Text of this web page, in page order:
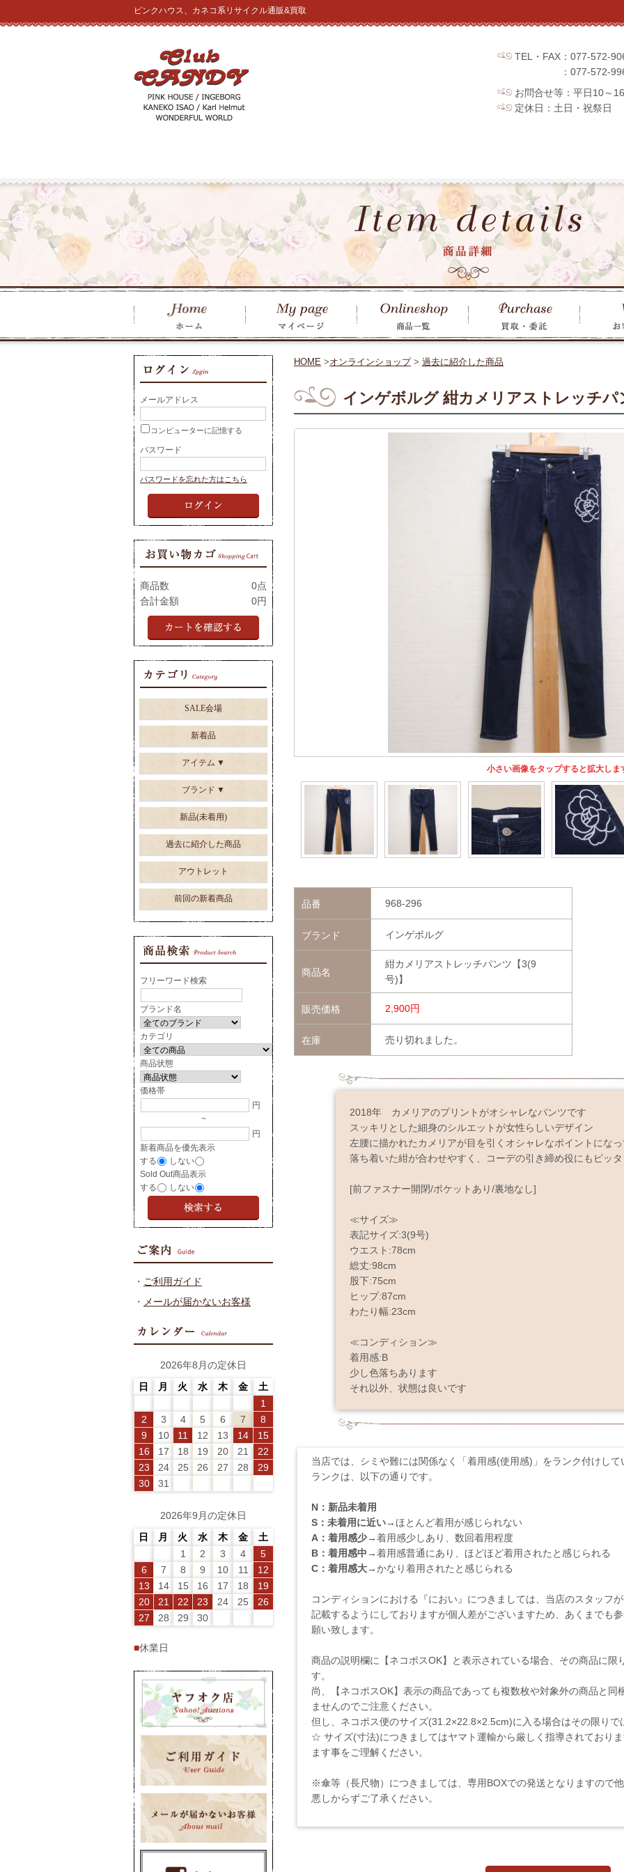
ピンクハウス、カネコ系リサイクル通販&買取
TEL・FAX：077-572-
：077-572-
お問合せ等：平日10～
定休日：土日・祝祭日
HOME >オンラインショップ> 過去に紹介した商品
インゲボルグ 紺カメリアストレッチパ
小さい画像をタップすると拡大しま
品番 968-296
ブランド インゲボルグ
商品名
紺カメリアストレッチパンツ【3(9
号)】
販売価格 2,900円
在庫 売り切れました。
2018年 カメリアのプリントがオシャレなパンツです
スッキリとした細身のシルエットが女性らしいデザイン
左腰に描かれたカメリアが目を引くオシャレなポイントにな
落ち着いた紺が合わせやすく、コーデの引き締め役にもピッ
[前ファスナー開閉/ポケットあり/裏地なし]
≪サイズ≫
表記サイズ:3(9号)
ウエスト:78cm
総丈:98cm
股下:75cm
ヒップ:87cm
わたり幅:23cm
≪コンディション≫
着用感:B
少し色落ちあります
それ以外、状態は良いです
当店では、シミや難には関係なく「着用感(使用感)」をランク付けして
ランクは、以下の通りです。
N：新品未着用
S：未着用に近い→ほとんど着用が感じられない
A：着用感少→着用感少しあり、数回着用程度
B：着用感中→着用感普通にあり、ほどほど着用されたと感じられる
C：着用感大→かなり着用されたと感じられる
コンディションにおける『におい』につきましては、当店のスタッフ
記載するようにしておりますが個人差がございますため、あくまでも
願い致します。
商品の説明欄に【ネコポスOK】と表示されている場合、その商品に限
す。
尚、【ネコポスOK】表示の商品であっても複数枚や対象外の商品と同
ませんのでご注意ください。
但し、ネコポス便のサイズ(31.2×22.8×2.5cm)に入る場合はその限りで
☆ サイズ(寸法)につきましてはヤマト運輸から厳しく指導されており
ます事をご理解ください。
※傘等（長尺物）につきましては、専用BOXでの発送となりますので
悪しからずご了承ください。
メールアドレス
コンピューターに記憶する
パスワード
パスワードを忘れた方はこちら
商品数
0点
合計金額
0円
SALE会場
新着品
アイテム
ブランド
新品(未着用)
過去に紹介した商品
アウトレット
前回の新着商品
フリーワード検索
ブランド名
カテゴリ
商品状態
価格帯
円
~
円
新着商品を優先表示
する
しない
Sold Out商品表示
する
しない
・ ご利用ガイド
・ メールが届かないお客様
2026年8月の定休日
日
月 火 水 木 金
土
1
2
3 4 5 6 7
8
9
10 11 12 13 14
15
16
17 18 19 20 21
22
23
24 25 26 27 28
29
30
31
2026年9月の定休日
日
月 火 水 木 金
土
1
2 3 4
5
6
7 8 9 10 11
12
13
14 15 16 17 18
19
20
21 22 23 24 25
26
27
28 29 30
■休業日